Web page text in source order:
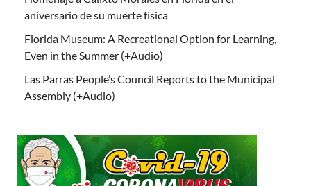
aniversario de su muerte física
Florida Museum: A Recreational Option for Learning,
Even in the Summer (+Audio)
Las Parras People’s Council Reports to the Municipal
Assembly (+Audio)